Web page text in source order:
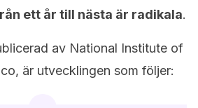
ett år till nästa är radikala.
av National Institute of
är utvecklingen som följer: